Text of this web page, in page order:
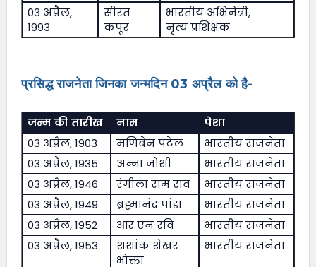
03 अप्रैल,
1993
सीरत
कपूर
भारतीय अभिनेत्री,
नृत्य प्रशिक्षक
प्रसिद्ध राजनेता जिनका जन्मदिन 03 अप्रैल को है-
जन्म की तारीख नाम
पेशा
03 अप्रैल, 1903
मणिबेन पटेल
भारतीय राजनेता
03 अप्रैल, 1935
अन्ना जोशी
भारतीय राजनेता
03 अप्रैल, 1946
रंगीला राम राव
भारतीय राजनेता
03 अप्रैल, 1949
ब्रह्मानंद पांडा
भारतीय राजनेता
03 अप्रैल, 1952
आर एन रवि
भारतीय राजनेता
03 अप्रैल, 1953
शशांक शेखर
भोक्ता
भारतीय राजनेता